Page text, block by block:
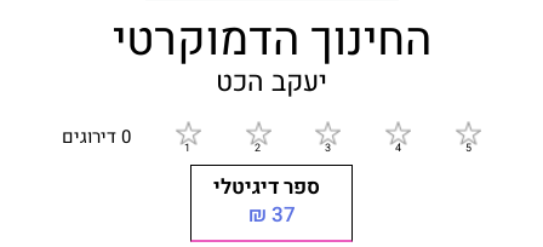
החינוך הדמוקרטי
יעקב הכט
0 דירוגים
ספר דיגיטלי
37 ₪